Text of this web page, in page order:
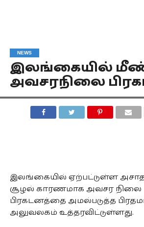
NEWS
இலங்கையில்
அவசரநிலை
இலங்கையில் ஏற்பட்டுள்ள
சூழல் காரணமாக அவசர நிலை
பிரகடனத்தை அமல்படுத்த
அலுவலகம் உத்தரவிட்டுள்ளது.